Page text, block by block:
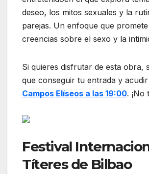
deseo, los mitos sexuales y la
parejas. Un enfoque que
creencias sobre el sexo y la
Si quieres disfrutar de esta obra,
que conseguir tu entrada y
Campos Elíseos a las 19:00. ¡No
Festival
Títeres de Bilbao